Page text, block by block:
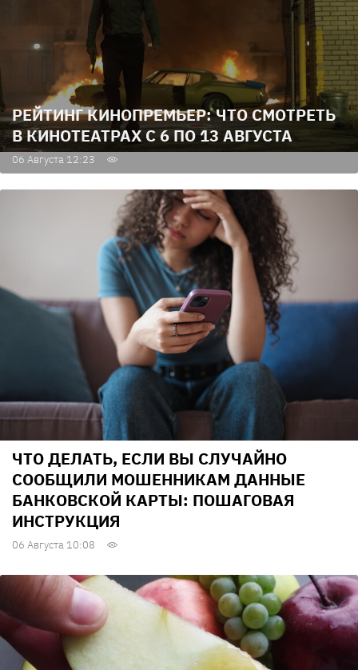
РЕЙТИНГ КИНОПРЕМЬЕР: ЧТО СМОТРЕТЬ
В КИНОТЕАТРАХ С 6 ПО 13 АВГУСТА
06 Августа 12:23
ЧТО ДЕЛАТЬ, ЕСЛИ ВЫ СЛУЧАЙНО
СООБЩИЛИ МОШЕННИКАМ ДАННЫЕ
БАНКОВСКОЙ КАРТЫ: ПОШАГОВАЯ
ИНСТРУКЦИЯ
06 Августа 10:08